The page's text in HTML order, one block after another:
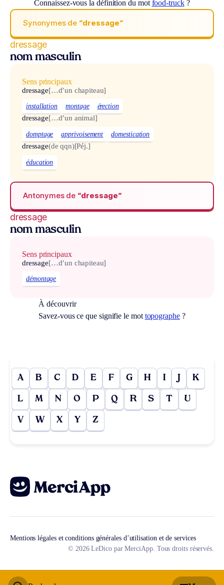
Connaissez-vous la définition du mot food-truck?
Synonymes de “dressage“
dressage
nom masculin
Sens principaux
dressage[…d’un chapiteau]
installation montage érection
dressage[…d’un animal]
domptage apprivoisement domestication
dressage(de qqn)[Péj.]
éducation
Antonymes de “dressage“
dressage
nom masculin
Sens principaux
dressage[…d’un chapiteau]
démontage
À découvrir
Savez-vous ce que signifie le mot topographe?
A B C D E F G H I J K
L M N O P Q R S T U
V W X Y Z
Mentions légales et conditions générales d’utilisation et de services
© 2026 LeDico par MerciApp. Tous droits réservés.